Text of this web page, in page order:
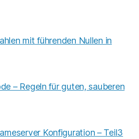
mit führenden Nullen in
– Regeln für guten, sauberen
Konfiguration – Teil3